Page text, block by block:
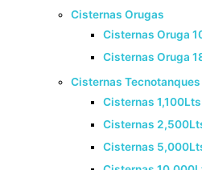
Cisternas Orugas
Cisternas Oruga
Cisternas Oruga
Cisternas Tecnotanques
Cisternas
Cisternas
Cisternas